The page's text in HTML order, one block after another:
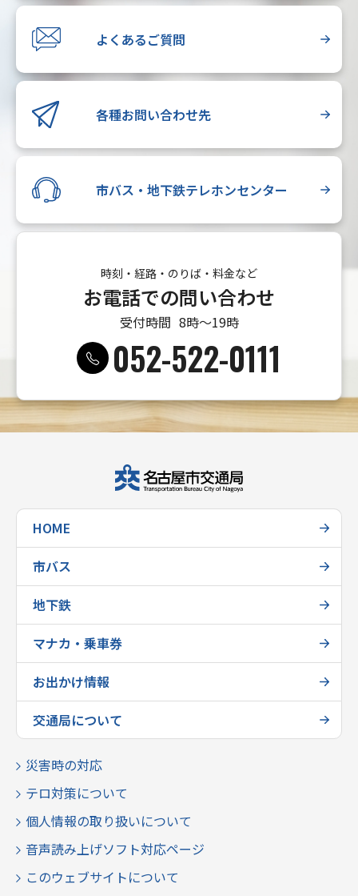
よくあるご質問
各種お問い合わせ先
市バス・地下鉄テレホンセンター
時刻・経路・のりば・料金など
お電話での問い合わせ
受付時間 8時〜19時
052-522-0111
HOME
市バス
地下鉄
マナカ・乗車券
お出かけ情報
交通局について
災害時の対応
テロ対策について
個人情報の取り扱いについて
音声読み上げソフト対応ページ
このウェブサイトについて